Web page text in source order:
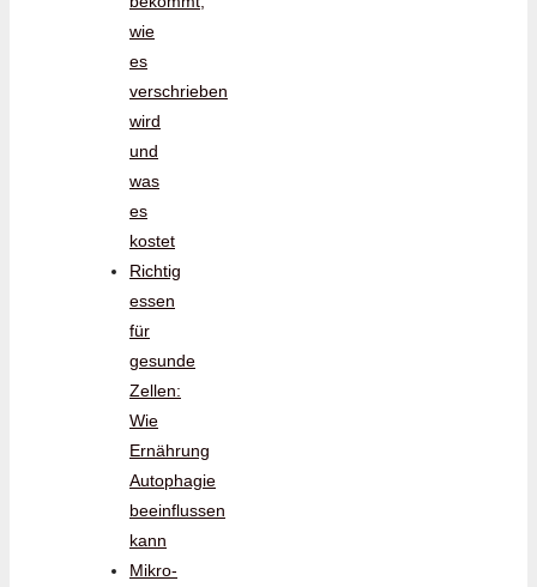
wie
es
verschrieben
wird
und
was
es
kostet
Richtig
essen
für
gesunde
Zellen:
Wie
Ernährung
Autophagie
beeinflussen
kann
Mikro-